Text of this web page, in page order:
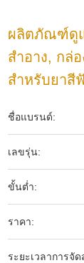
ผลิตภัณฑ์ดูแ
สำอาง, กล่
สำหรับยาสี
ชื่อแบรนด์:
เลขรุ่น:
ขั้นต่ำ:
ราคา:
ระยะเวลาการจัด